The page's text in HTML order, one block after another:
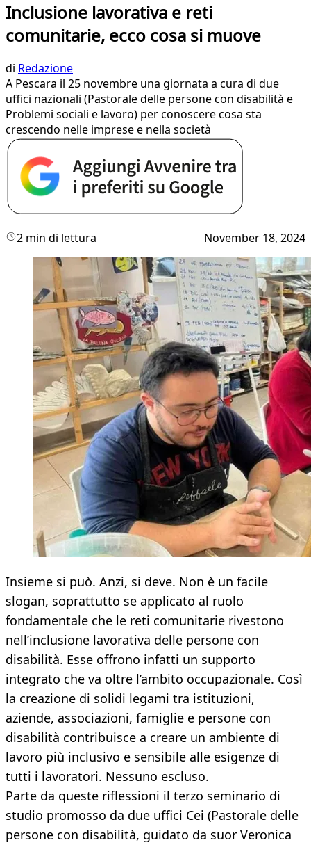
Inclusione lavorativa e reti
comunitarie, ecco cosa si muove
di Redazione
A Pescara il 25 novembre una giornata a cura di due
uffici nazionali (Pastorale delle persone con disabilità e
Problemi sociali e lavoro) per conoscere cosa sta
crescendo nelle imprese e nella società
2 min di lettura November 18, 2024
Insieme si può. Anzi, si deve. Non è un facile
slogan, soprattutto se applicato al ruolo
fondamentale che le reti comunitarie rivestono
nell’inclusione lavorativa delle persone con
disabilità. Esse offrono infatti un supporto
integrato che va oltre l’ambito occupazionale. Così
la creazione di solidi legami tra istituzioni,
aziende, associazioni, famiglie e persone con
disabilità contribuisce a creare un ambiente di
lavoro più inclusivo e sensibile alle esigenze di
tutti i lavoratori. Nessuno escluso.
Parte da queste riflessioni il terzo seminario di
studio promosso da due uffici Cei (Pastorale delle
persone con disabilità, guidato da suor Veronica